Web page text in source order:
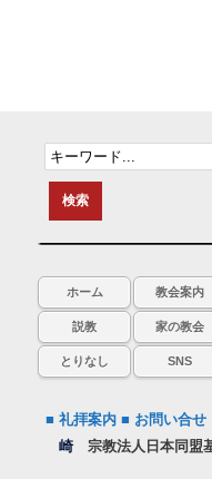
ホーム 教会案内
説教 家の教会
とりなし SNS
■ 礼拝案内 ■ お問い合せ
崎
宗教法人日本同盟